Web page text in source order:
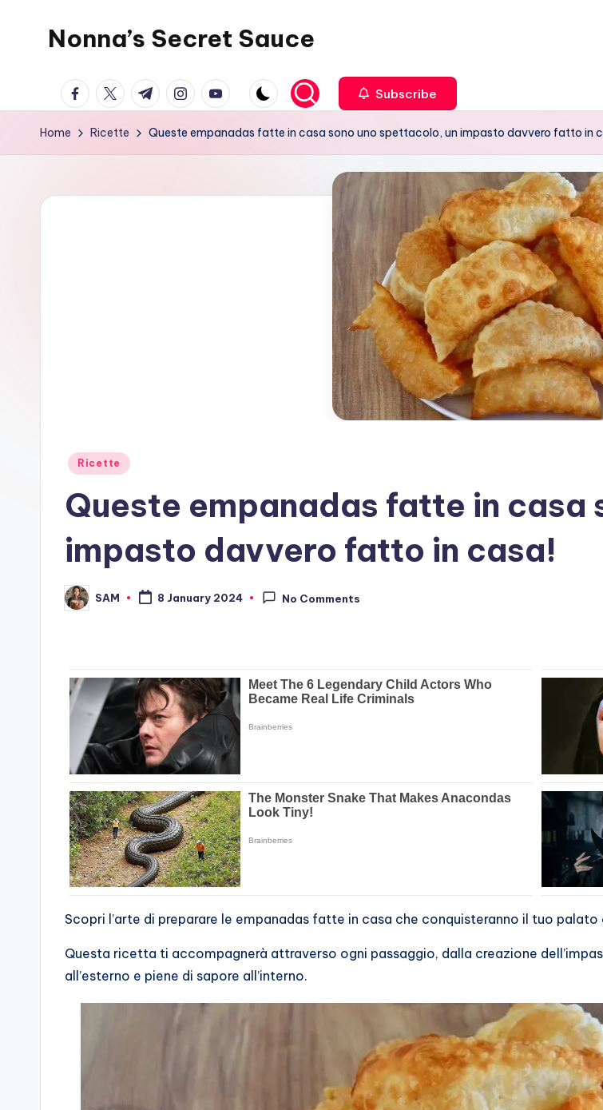
Nonna’s Secret Sauce
facebook.com
twitter.com
t.me instagram.com
youtube.com Subscribe
Home Ricette Queste empanadas fatte in casa sono uno spettacolo, un impasto davvero fatto in
Posted
Ricette
Queste empanadas fatte in casa
impasto davvero fatto in casa!
Posted
by
SAM 8 January 2024 No Comments
Scopri l’arte di preparare le empanadas fatte in casa che conquisteranno il tuo
Questa ricetta ti accompagnerà attraverso ogni passaggio, dalla creazione
all’esterno e piene di sapore all’interno.